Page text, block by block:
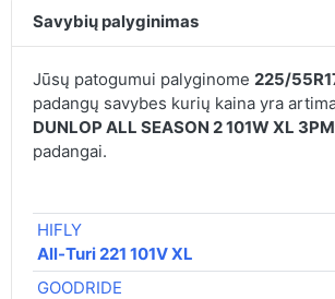
Savybių palyginimas
Jūsų patogumui palyginome 225/
padangų savybes kurių kaina yra
DUNLOP ALL SEASON 2 101W XL
padangai.
HIFLY
All-Turi 221 101V XL
GOODRIDE